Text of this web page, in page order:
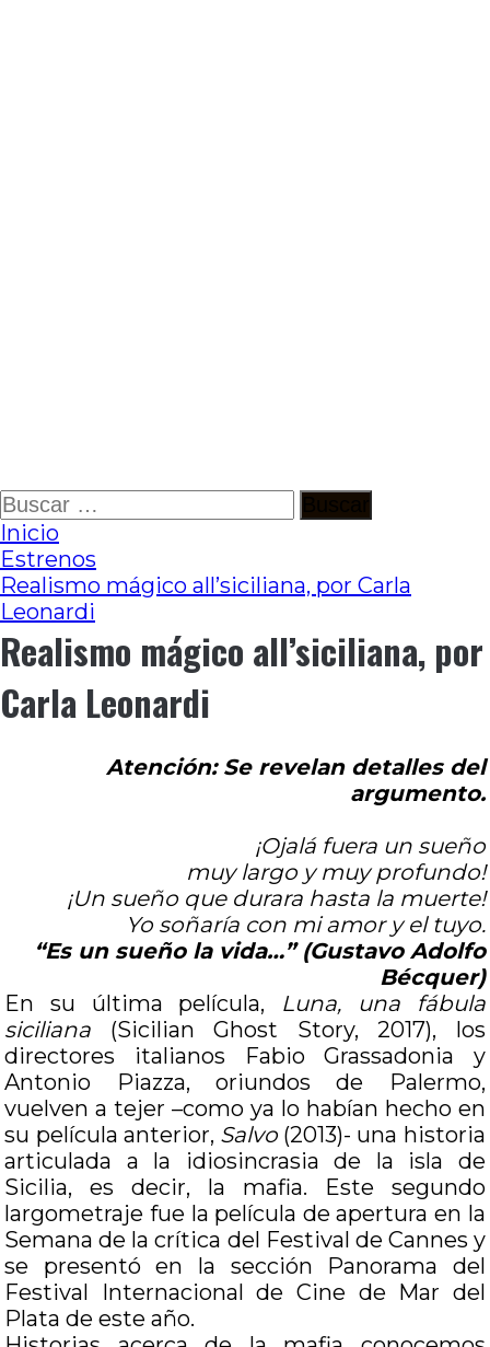
Ir
al
contenido
Buscar:
Inicio
Estrenos
Realismo mágico all’siciliana, por Carla
Leonardi
Realismo mágico all’siciliana, por
Carla Leonardi
Atención: Se revelan detalles del
argumento.
¡Ojalá fuera un sueño
muy largo y muy profundo!
¡Un sueño que durara hasta la muerte!
Yo soñaría con mi amor y el tuyo.
“Es un sueño la vida…” (Gustavo Adolfo
Bécquer)
En su última película, Luna, una fábula
siciliana (Sicilian Ghost Story, 2017), los
directores italianos Fabio Grassadonia y
Antonio Piazza, oriundos de Palermo,
vuelven a tejer –como ya lo habían hecho en
su película anterior, Salvo(2013)- una historia
articulada a la idiosincrasia de la isla de
Sicilia, es decir, la mafia. Este segundo
largometraje fue la película de apertura en la
Semana de la crítica del Festival de Cannes y
se presentó en la sección Panorama del
Festival Internacional de Cine de Mar del
Plata de este año.